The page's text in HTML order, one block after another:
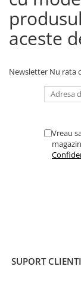
aceste
Newsletter Nu rata
Vreau
SUPORT CLIENTI